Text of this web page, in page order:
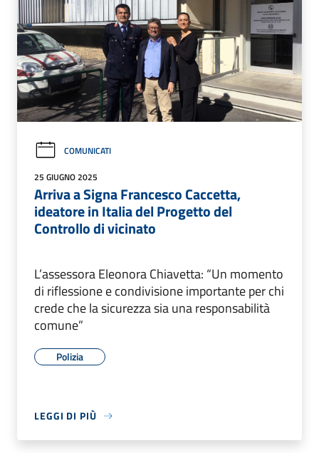
COMUNICATI
25 GIUGNO 2025
Arriva a Signa Francesco Caccetta,
ideatore in Italia del Progetto del
Controllo di vicinato
L’assessora Eleonora Chiavetta: “Un momento
di riflessione e condivisione importante per chi
crede che la sicurezza sia una responsabilità
comune”
Polizia
LEGGI DI PIÙ